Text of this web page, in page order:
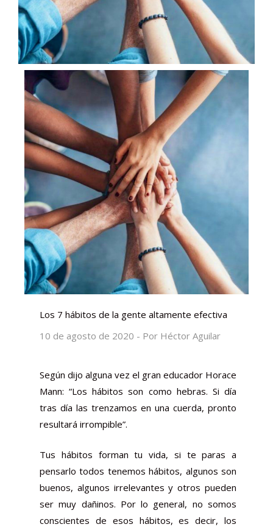
Los 7 hábitos de la gente altamente efectiva
10 de agosto de 2020 - Por Héctor Aguilar
Según dijo alguna vez el gran educador Horace
Mann: “Los hábitos son como hebras. Si día
tras día las trenzamos en una cuerda, pronto
resultará irrompible”.
Tus hábitos forman tu vida, si te paras a
pensarlo todos tenemos hábitos, algunos son
buenos, algunos irrelevantes y otros pueden
ser muy dañinos. Por lo general, no somos
conscientes de esos hábitos, es decir, los